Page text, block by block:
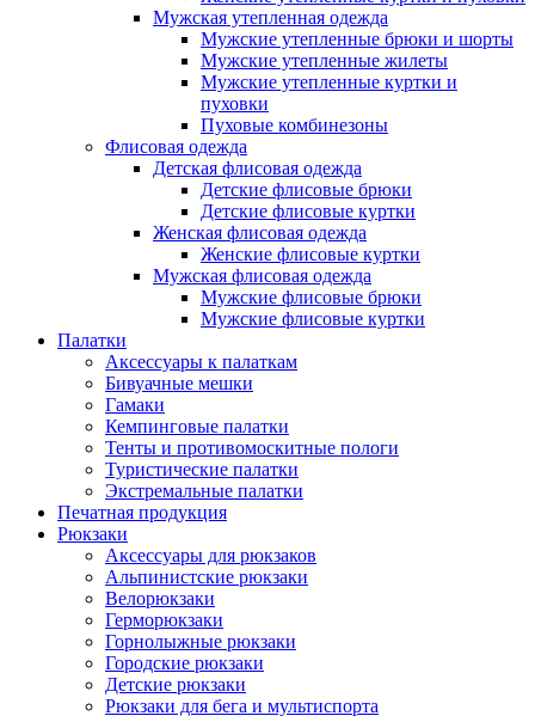
Мужская утепленная одежда
Мужские утепленные брюки и шорты
Мужские утепленные жилеты
Мужские утепленные куртки и
пуховки
Пуховые комбинезоны
Флисовая одежда
Детская флисовая одежда
Детские флисовые брюки
Детские флисовые куртки
Женская флисовая одежда
Женские флисовые куртки
Мужская флисовая одежда
Мужские флисовые брюки
Мужские флисовые куртки
Палатки
Аксессуары к палаткам
Бивуачные мешки
Гамаки
Кемпинговые палатки
Тенты и противомоскитные пологи
Туристические палатки
Экстремальные палатки
Печатная продукция
Рюкзаки
Аксессуары для рюкзаков
Альпинистские рюкзаки
Велорюкзаки
Герморюкзаки
Горнолыжные рюкзаки
Городские рюкзаки
Детские рюкзаки
Рюкзаки для бега и мультиспорта